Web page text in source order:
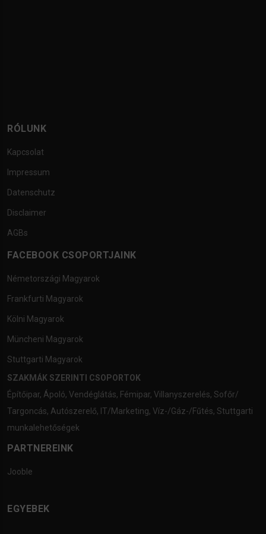
RÓLUNK
Kapcsolat
Impressum
Datenschutz
Disclaimer
AGBs
FACEBOOK CSOPORTJAINK
Németországi Magyarok
Frankfurti Magyarok
Kölni Magyarok
Müncheni Magyarok
Stuttgarti Magyarok
SZAKMÁK SZERINTI CSOPORTOK
Építőipar, Ápoló, Vendéglátás, Fémipar, Villanyszerelés, Sofőr/
Targoncás, Autószerelő, IT/Marketing, Víz-/Gáz-/Fűtés, Stuttgarti
munkalehetőségek
PARTNEREINK
Jooble
EGYEBEK